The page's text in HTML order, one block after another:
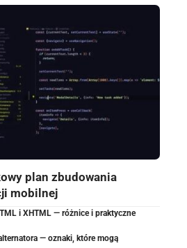
plan zbudowania
mobilnej
i XHTML — różnice i praktyczne
— oznaki, które mogą